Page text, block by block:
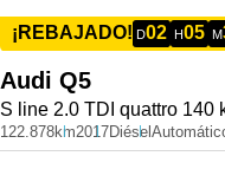
¡REBAJADO! D02 H05 M
Audi Q5
S line 2.0 TDI quattro 140
122.878km2017Diésel